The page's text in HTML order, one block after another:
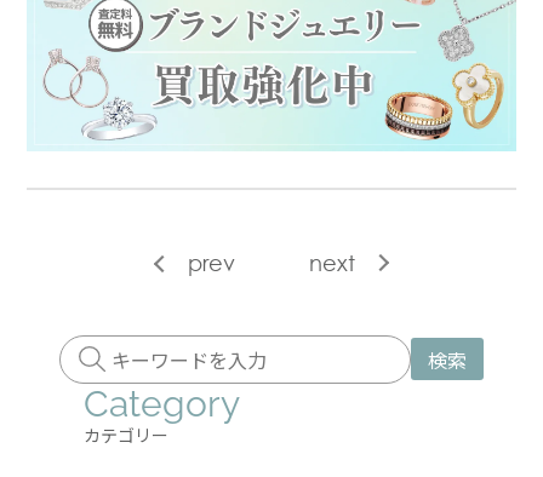
prev next
検索
Category
カテゴリー